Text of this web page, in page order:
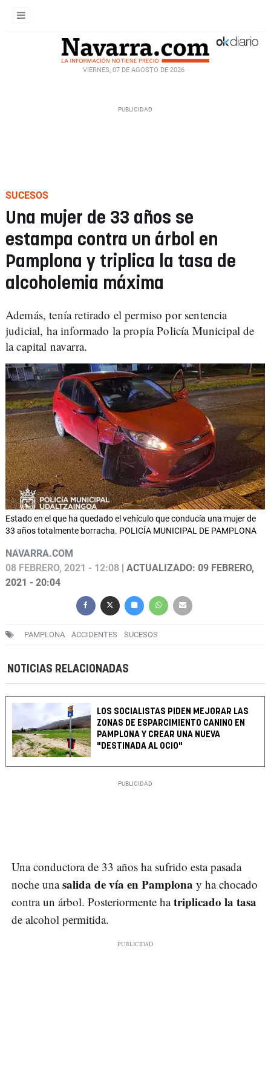
VIERNES, 07 DE AGOSTO DE 2026
SUCESOS
Una mujer de 33 años se
estampa contra un árbol en
Pamplona y triplica la tasa de
alcoholemia máxima
Además, tenía retirado el permiso por sentencia
judicial, ha informado la propia Policía Municipal de
la capital navarra.
Estado en el que ha quedado el vehículo que conducía una mujer de
33 años totalmente borracha. POLICÍA MUNICIPAL DE PAMPLONA
NAVARRA.COM
08 FEBRERO, 2021 - 12:08 | ACTUALIZADO: 09 FEBRERO,
2021 - 20:04
PAMPLONA ACCIDENTES SUCESOS
NOTICIAS RELACIONADAS
LOS SOCIALISTAS PIDEN MEJORAR LAS
ZONAS DE ESPARCIMIENTO CANINO EN
PAMPLONA Y CREAR UNA NUEVA
"DESTINADA AL OCIO"
Una conductora de 33 años ha sufrido esta pasada
noche unasalida de vía en Pamplona y ha chocado
contra un árbol. Posteriormente hatriplicado la tasa
de alcohol permitida.